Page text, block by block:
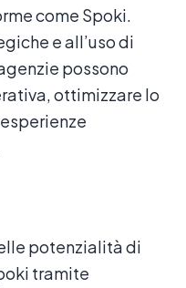
come Spoki.
e all’uso di
possono
ottimizzare lo
potenzialità di
tramite